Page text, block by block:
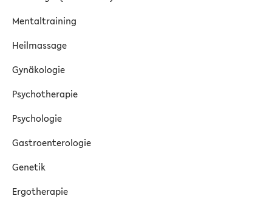
Mentaltraining
Heilmassage
Gynäkologie
Psychotherapie
Psychologie
Gastroenterologie
Genetik
Ergotherapie